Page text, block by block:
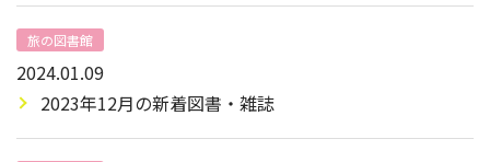
旅の図書館
2024.01.09
2023年12月の新着図書・雑誌